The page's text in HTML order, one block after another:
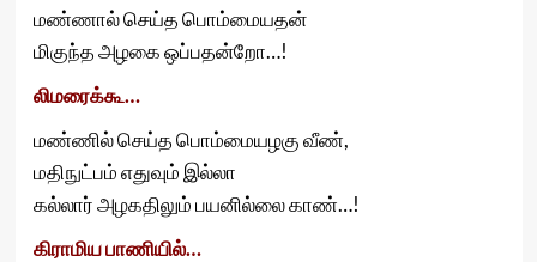
மண்ணால் செய்த பொம்மையதன்
மிகுந்த அழகை ஒப்பதன்றோ…!
லிமரைக்கூ…
மண்ணில் செய்த பொம்மையழகு வீண்,
மதிநுட்பம் எதுவும் இல்லா
கல்லார் அழகதிலும் பயனில்லை காண்…!
கிராமிய பாணியில்…